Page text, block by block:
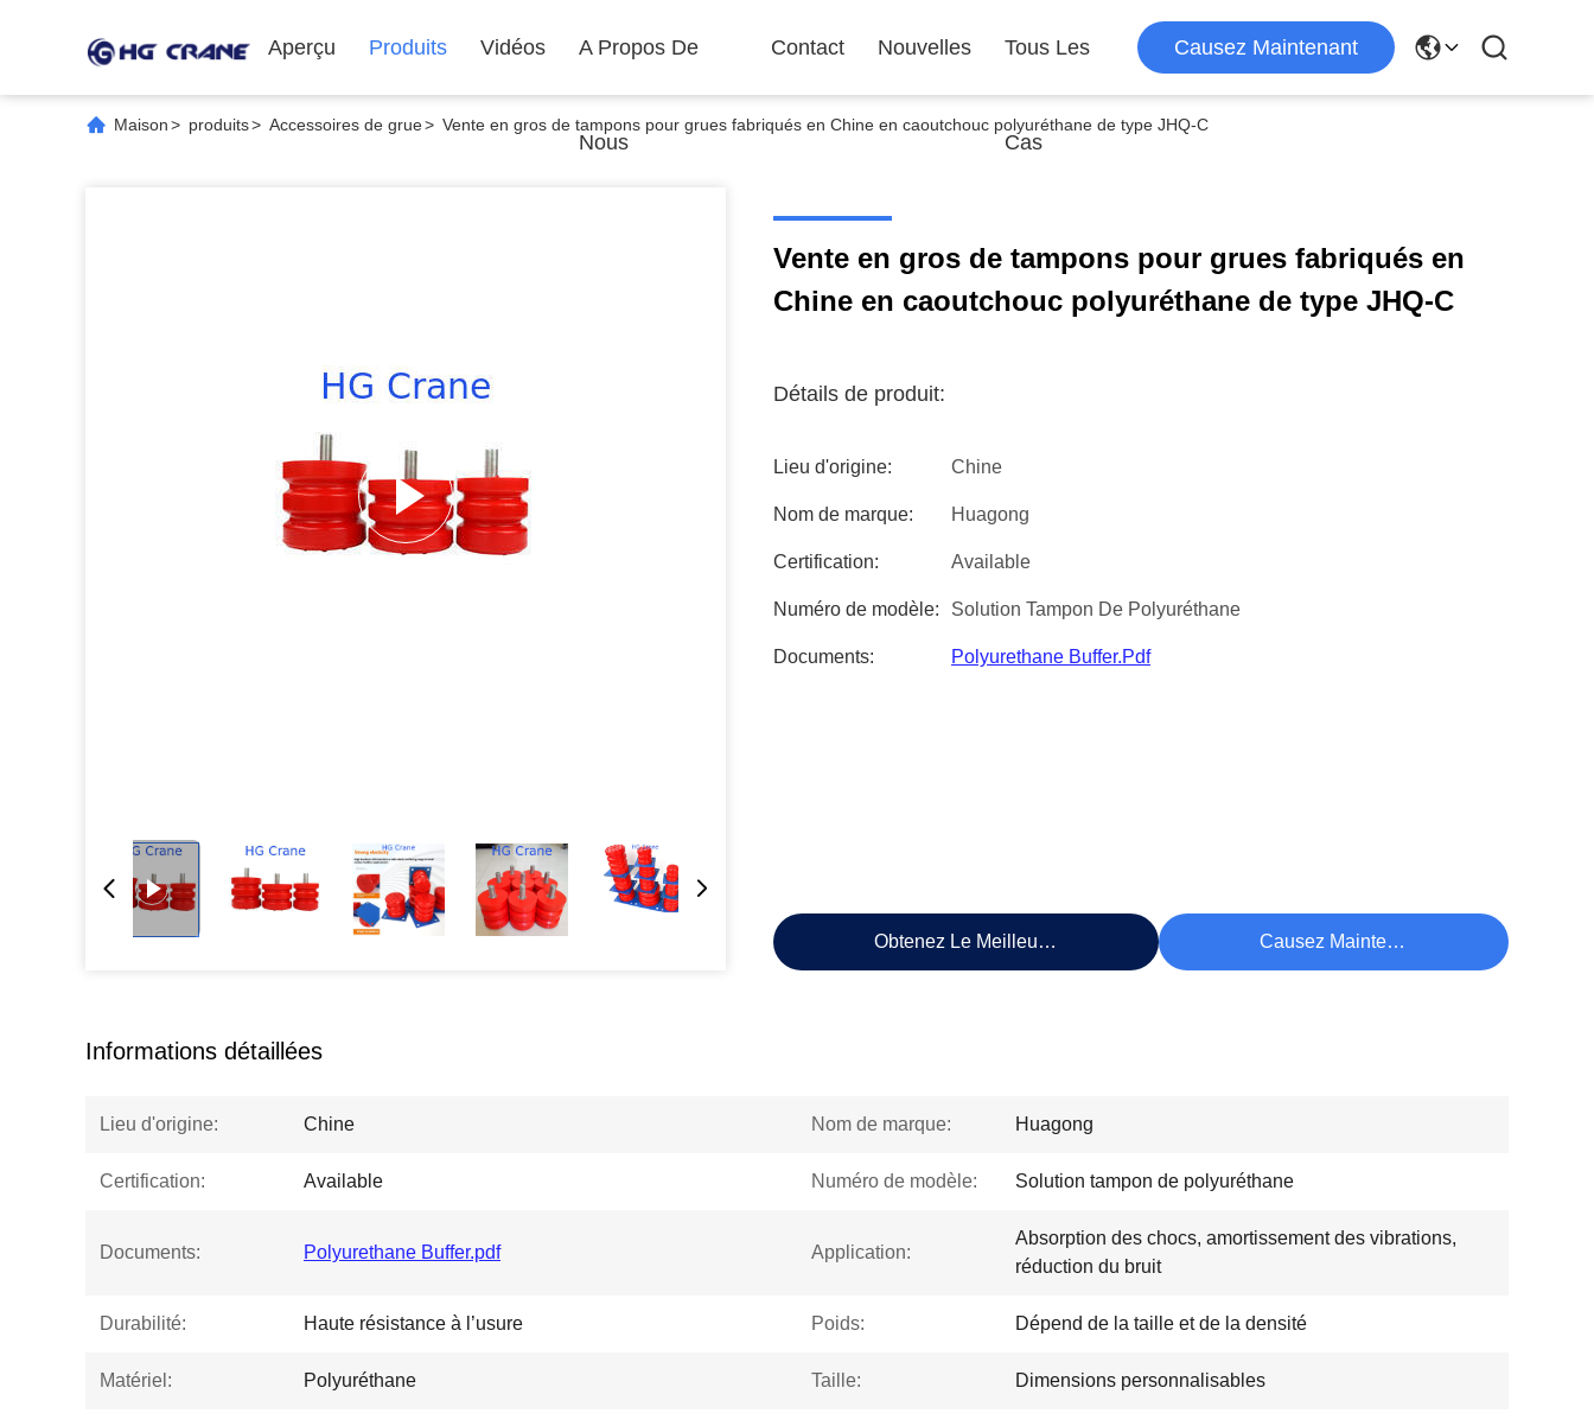
Aperçu Produits Vidéos A Propos De
Nous
Contact Nouvelles Tous Les
Cas
Causez Maintenant
Maison> produits> Accessoires de grue> Vente en gros de tampons pour grues fabriqués en Chine en caoutchouc polyuréthane de type JHQ-C
Vente en gros de tampons pour grues fabriqués en
Chine en caoutchouc polyuréthane de type JHQ-C
Détails de produit:
Lieu d'origine: Chine
Nom de marque: Huagong
Certification: Available
Numéro de modèle: Solution Tampon De Polyuréthane
Documents: Polyurethane Buffer.pdf
Obtenez Le Meilleur Prix Causez Maintenant
Informations détaillées
Lieu d'origine: Chine Nom de marque: Huagong
Certification: Available Numéro de modèle: Solution tampon de polyuréthane
Documents: Polyurethane Buffer.pdf Application:
Absorption des chocs, amortissement des vibrations,
réduction du bruit
Durabilité: Haute résistance à l’usure Poids: Dépend de la taille et de la densité
Matériel: Polyuréthane Taille: Dimensions personnalisables